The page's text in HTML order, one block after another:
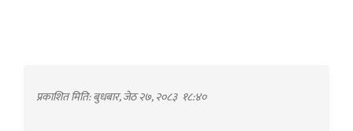
प्रकाशित मिति: बुधबार, जेठ २७, २०८३ १८:४०